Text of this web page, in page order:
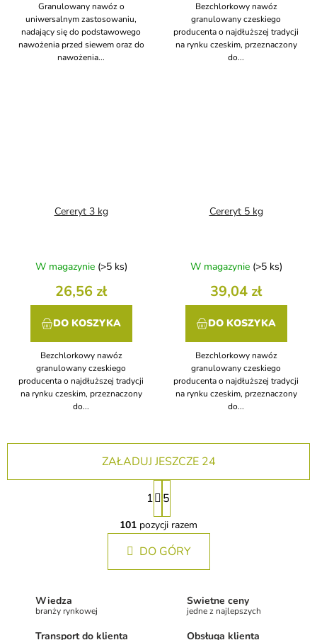
Granulowany nawóz o
uniwersalnym zastosowaniu,
nadający się do podstawowego
nawożenia przed siewem oraz do
nawożenia...
Bezchlorkowy nawóz
granulowany czeskiego
producenta o najdłuższej tradycji
na rynku czeskim, przeznaczony
do...
Cereryt 3 kg
W magazynie (>5 ks)
26,56 zł
DO KOSZYKA
Bezchlorkowy nawóz
granulowany czeskiego
producenta o najdłuższej tradycji
na rynku czeskim, przeznaczony
do...
Cereryt 5 kg
W magazynie (>5 ks)
39,04 zł
DO KOSZYKA
Bezchlorkowy nawóz
granulowany czeskiego
producenta o najdłuższej tradycji
na rynku czeskim, przeznaczony
do...
K
o
n
t
r
ZAŁADUJ JESZCZE 24
P
a
g
i
n
a
1 5
101 pozycji razem
DO GÓRY
Wiedza
branży rynkowej
Świetne ceny
jedne z najlepszych
Transport do klienta Obsługa klienta